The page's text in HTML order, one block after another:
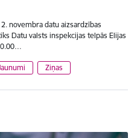
novembra datu aizsardzības
Datu valsts inspekcijas telpās Elijas
Ziņas